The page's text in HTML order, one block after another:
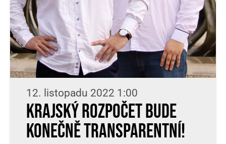
12. listopadu 2022 1:00
Krajský rozpočet bude
konečně transparentní!